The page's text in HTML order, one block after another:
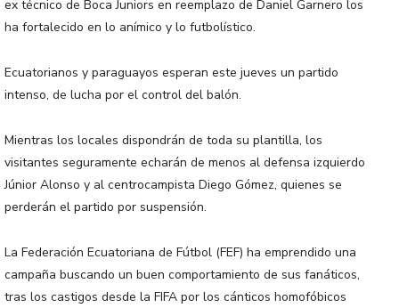
ex técnico de Boca Juniors en reemplazo de Daniel Garnero los
ha fortalecido en lo anímico y lo futbolístico.
Ecuatorianos y paraguayos esperan este jueves un partido
intenso, de lucha por el control del balón.
Mientras los locales dispondrán de toda su plantilla, los
visitantes seguramente echarán de menos al defensa izquierdo
Júnior Alonso y al centrocampista Diego Gómez, quienes se
perderán el partido por suspensión.
La Federación Ecuatoriana de Fútbol (FEF) ha emprendido una
campaña buscando un buen comportamiento de sus fanáticos,
tras los castigos desde la FIFA por los cánticos homofóbicos